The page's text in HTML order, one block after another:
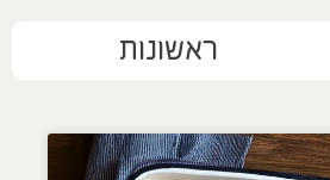
ראשונות